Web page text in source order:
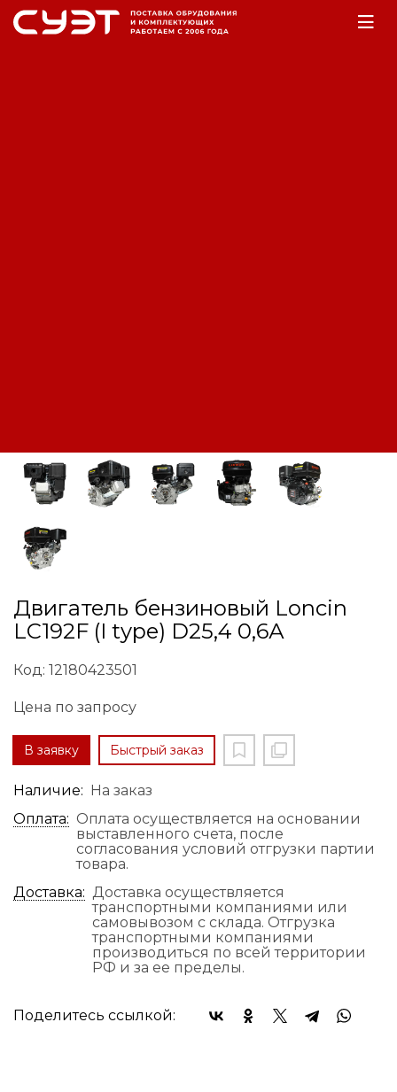
Двигатель бензиновый Loncin
LC192F (I type) D25,4 0,6А
Код: 12180423501
Цена по запросу
В заявку Быстрый заказ
Наличие: На заказ
Оплата: Оплата осуществляется на основании
выставленного счета, после
согласования условий отгрузки партии
товара.
Доставка: Доставка осуществляется
транспортными компаниями или
самовывозом с склада. Отгрузка
транспортными компаниями
производиться по всей территории
РФ и за ее пределы.
Поделитесь ссылкой: